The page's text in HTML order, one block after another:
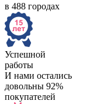
в 488 городах
Успешной
работы
И нами остались
довольны 92%
покупателей